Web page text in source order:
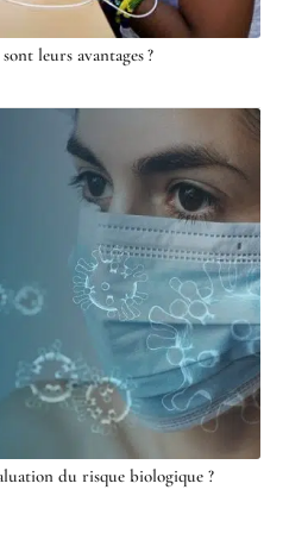
leurs avantages ?
du risque biologique ?